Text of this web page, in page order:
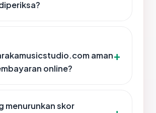
aman
online?
menurunkan skor